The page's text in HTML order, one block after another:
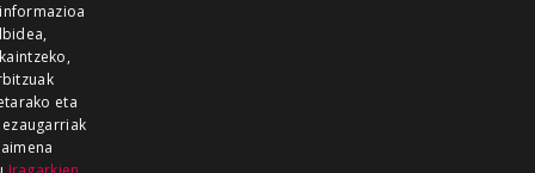
eta